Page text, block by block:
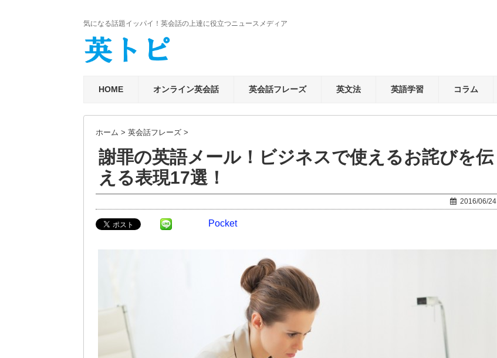
気になる話題イッパイ！英会話の上達に役立つニュースメディア
HOME オンライン英会話 英会話フレーズ 英文法 英語学習 コラム
ホーム > 英会話フレーズ >
謝罪の英語メール！ビジネスで使えるお詫びを伝
える表現17選！
2016/06/24
Pocket